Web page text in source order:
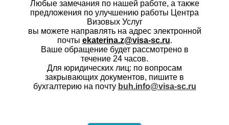
Любые замечания по нашей работе, а также
предложения по улучшению работы Центра
Визовых Услуг
вы можете направлять на адрес электронной
почты ekaterina.z@visa-sc.ru.
Ваше обращение будет рассмотрено в
течение 24 часов.
Для юридических лиц: по вопросам
закрывающих документов, пишите в
бухгалтерию на почту buh.info@visa-sc.ru